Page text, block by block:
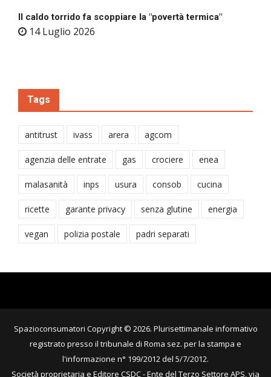
Il caldo torrido fa scoppiare la "povertà termica"
14 Luglio 2026
Tags
antitrust ivass arera agcom
agenzia delle entrate gas crociere enea
malasanità inps usura consob cucina
ricette garante privacy senza glutine energia
vegan polizia postale padri separati
Spazioconsumatori Copyright © 2026. Plurisettimanale informativo
registrato presso il tribunale di Roma sez. per la stampa e
l'informazione n° 199/2012 del 5/7/2012.
Società proprietaria e Editore CSDC - Ente del Terzo Settore APS, via